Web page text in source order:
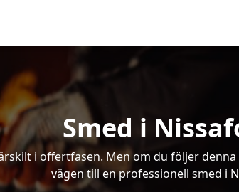
Smed i
i offertfasen. Men om du följer
vägen till en professionell smed i